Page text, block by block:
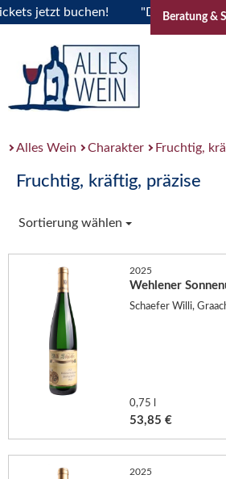
jetzt buchen! "Das Beratung &
Alles Wein Charakter Fruchtig,
Fruchtig, kräftig, präzise
Sortierung wählen
2025
Wehlener
Schaefer Willi,
0,75 l
53,85 €
2025